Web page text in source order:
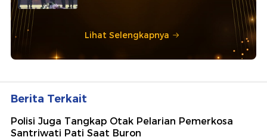
Lihat Selengkapnya
Berita Terkait
Polisi Juga Tangkap Otak Pelarian Pemerkosa
Santriwati Pati Saat Buron